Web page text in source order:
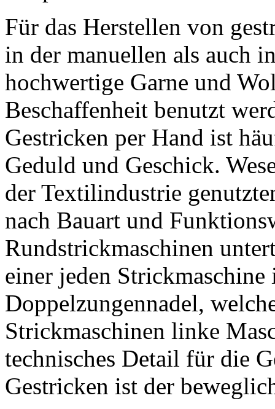
Für das Herstellen von
in der manuellen als auch
hochwertige Garne und
Beschaffenheit benutzt
Gestricken per Hand ist
Geduld und Geschick.
der Textilindustrie
nach Bauart und
Rundstrickmaschinen
einer jeden Strickmaschine
Doppelzungennadel,
Strickmaschinen linke
technisches Detail für die
Gestricken ist der